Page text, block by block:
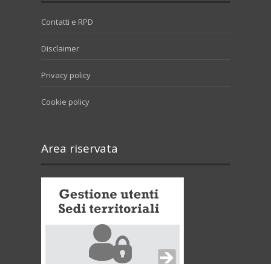
Contatti e RPD
Disclaimer
Privacy policy
Cookie policy
Area riservata